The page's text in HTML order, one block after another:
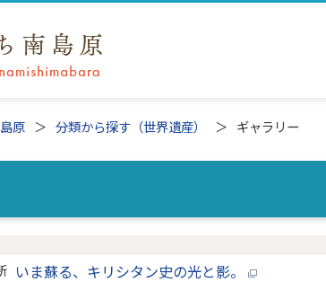
原 分類から探す（世界遺産） ギャラリー
いま蘇る、キリシタン史の光と影。